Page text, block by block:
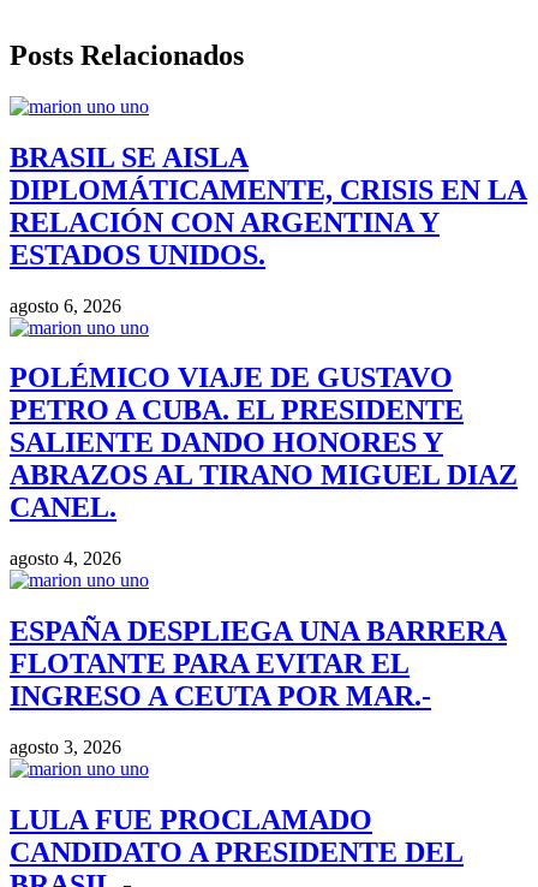
Posts Relacionados
BRASIL SE AISLA
DIPLOMÁTICAMENTE, CRISIS EN LA
RELACIÓN CON ARGENTINA Y
ESTADOS UNIDOS.
agosto 6, 2026
POLÉMICO VIAJE DE GUSTAVO
PETRO A CUBA. EL PRESIDENTE
SALIENTE DANDO HONORES Y
ABRAZOS AL TIRANO MIGUEL DIAZ
CANEL.
agosto 4, 2026
ESPAÑA DESPLIEGA UNA BARRERA
FLOTANTE PARA EVITAR EL
INGRESO A CEUTA POR MAR.-
agosto 3, 2026
LULA FUE PROCLAMADO
CANDIDATO A PRESIDENTE DEL